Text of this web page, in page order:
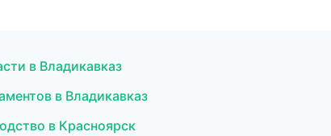
в Владикавказ
в Владикавказ
в Красноярск